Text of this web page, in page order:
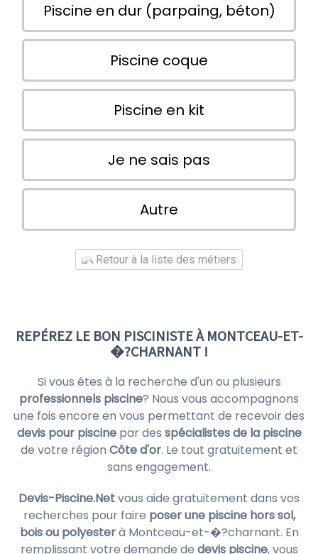
Piscine en dur (parpaing, béton)
Piscine coque
Piscine en kit
Je ne sais pas
Autre
Retour à la liste des métiers
REPÉREZ LE BON PISCINISTE À MONTCEAU-ET-
�?CHARNANT !
Si vous êtes à la recherche d'un ou plusieurs
professionnels piscine? Nous vous accompagnons
une fois encore en vous permettant de recevoir des
devis pour piscinepar des spécialistes de la piscine
de votre région Côte d'or. Le tout gratuitement et
sans engagement.
Devis-Piscine.Netvous aide gratuitement dans vos
recherches pour faire poser une piscine hors sol,
bois ou polyesterà Montceau-et-�?charnant. En
remplissant votre demande de devis piscine, vous